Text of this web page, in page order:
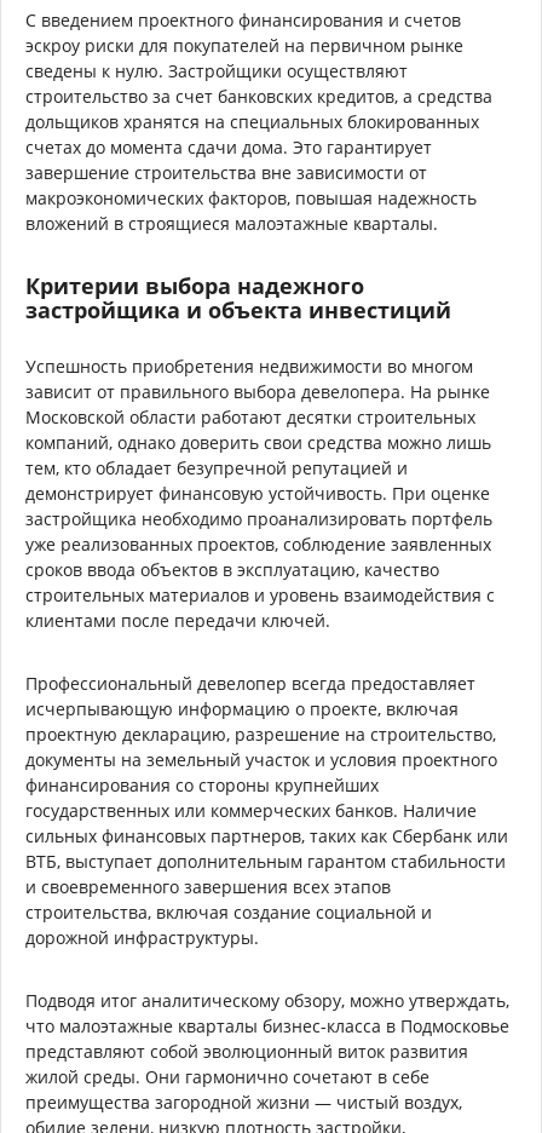
С введением проектного финансирования и счетов
эскроу риски для покупателей на первичном рынке
сведены к нулю. Застройщики осуществляют
строительство за счет банковских кредитов, а средства
дольщиков хранятся на специальных блокированных
счетах до момента сдачи дома. Это гарантирует
завершение строительства вне зависимости от
макроэкономических факторов, повышая надежность
вложений в строящиеся малоэтажные кварталы.
Критерии выбора надежного
застройщика и объекта инвестиций
Успешность приобретения недвижимости во многом
зависит от правильного выбора девелопера. На рынке
Московской области работают десятки строительных
компаний, однако доверить свои средства можно лишь
тем, кто обладает безупречной репутацией и
демонстрирует финансовую устойчивость. При оценке
застройщика необходимо проанализировать портфель
уже реализованных проектов, соблюдение заявленных
сроков ввода объектов в эксплуатацию, качество
строительных материалов и уровень взаимодействия с
клиентами после передачи ключей.
Профессиональный девелопер всегда предоставляет
исчерпывающую информацию о проекте, включая
проектную декларацию, разрешение на строительство,
документы на земельный участок и условия проектного
финансирования со стороны крупнейших
государственных или коммерческих банков. Наличие
сильных финансовых партнеров, таких как Сбербанк или
ВТБ, выступает дополнительным гарантом стабильности
и своевременного завершения всех этапов
строительства, включая создание социальной и
дорожной инфраструктуры.
Подводя итог аналитическому обзору, можно утверждать,
что малоэтажные кварталы бизнес-класса в Подмосковье
представляют собой эволюционный виток развития
жилой среды. Они гармонично сочетают в себе
преимущества загородной жизни — чистый воздух,
обилие зелени, низкую плотность застройки,